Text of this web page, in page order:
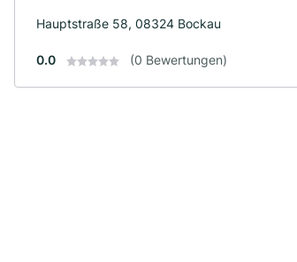
Hauptstraße 58, 08324 Bockau
0.0 (0 Bewertungen)